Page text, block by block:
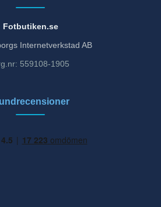
Fotbutiken.se
Internetverkstad AB
559108-1905